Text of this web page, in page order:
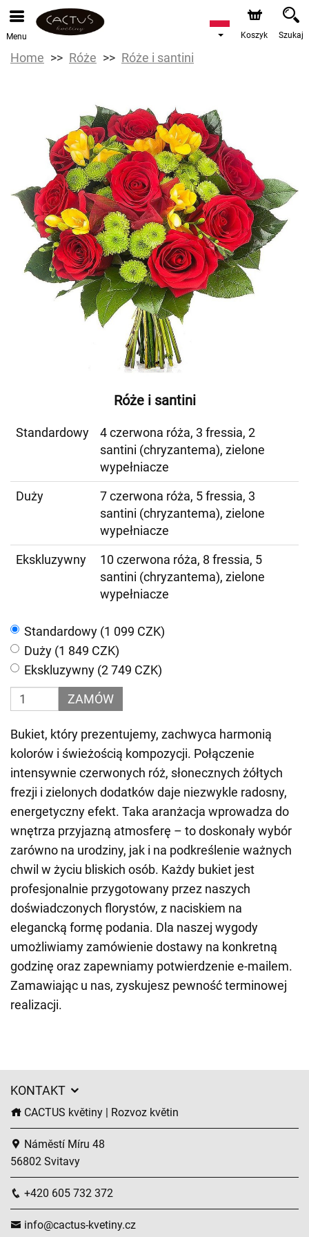
Menu Koszyk Szukaj
Home Róże Róże i santini
Róże i santini
Standardowy
4 czerwona róża, 3 fressia, 2
santini (chryzantema), zielone
wypełniacze
Duży
7 czerwona róża, 5 fressia, 3
santini (chryzantema), zielone
wypełniacze
Ekskluzywny
10 czerwona róża, 8 fressia, 5
santini (chryzantema), zielone
wypełniacze
Standardowy (1 099 CZK)
Duży (1 849 CZK)
Ekskluzywny (2 749 CZK)
ZAMÓW
Bukiet, który prezentujemy, zachwyca harmonią
kolorów i świeżością kompozycji. Połączenie
intensywnie czerwonych róż, słonecznych żółtych
frezji i zielonych dodatków daje niezwykle radosny,
energetyczny efekt. Taka aranżacja wprowadza do
wnętrza przyjazną atmosferę – to doskonały wybór
zarówno na urodziny, jak i na podkreślenie ważnych
chwil w życiu bliskich osób. Każdy bukiet jest
profesjonalnie przygotowany przez naszych
doświadczonych florystów, z naciskiem na
elegancką formę podania. Dla naszej wygody
umożliwiamy zamówienie dostawy na konkretną
godzinę oraz zapewniamy potwierdzenie e-mailem.
Zamawiając u nas, zyskujesz pewność terminowej
realizacji.
KONTAKT
CACTUS květiny | Rozvoz květin
Náměstí Míru 48
56802 Svitavy
+420 605 732 372
info@cactus-kvetiny.cz